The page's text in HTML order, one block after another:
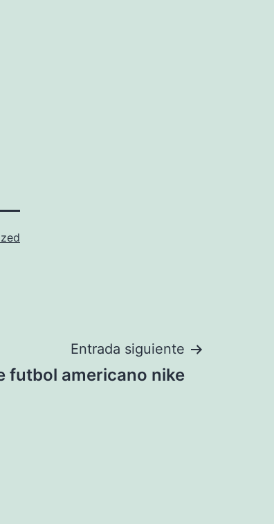
Entrada siguiente
futbol americano nike